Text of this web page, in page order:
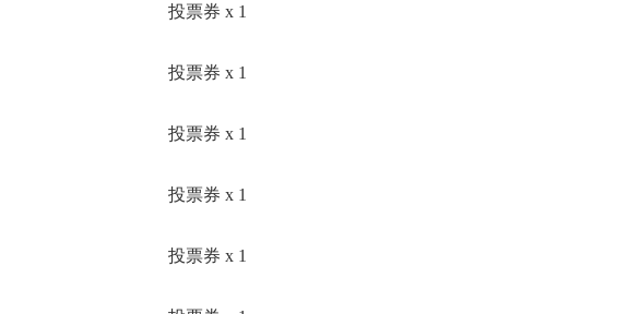
投票券 x 1
投票券 x 1
投票券 x 1
投票券 x 1
投票券 x 1